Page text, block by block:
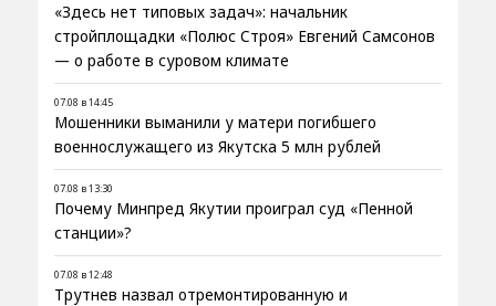
«Здесь нет типовых задач»: начальник
стройплощадки «Полюс Строя» Евгений Самсонов
— о работе в суровом климате
07.08 в 14:45
Мошенники выманили у матери погибшего
военнослужащего из Якутска 5 млн рублей
07.08 в 13:30
Почему Минпред Якутии проиграл суд «Пенной
станции»?
07.08 в 12:48
Трутнев назвал отремонтированную и